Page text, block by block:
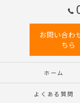
お問い合わ
ちら
ホーム
よくある質問